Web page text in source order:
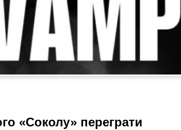
«Соколу» переграти